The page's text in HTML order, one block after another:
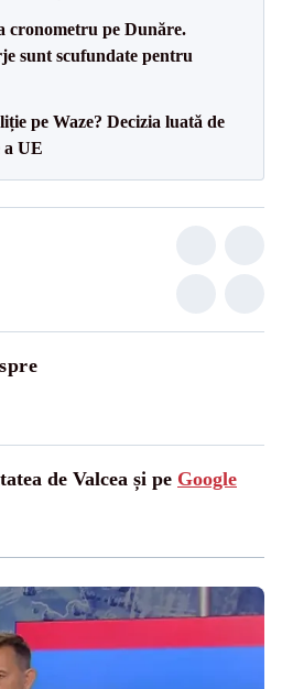
cronometru pe Dunăre.
sunt scufundate pentru
pe Waze? Decizia luată de
a UE
de Valcea și pe Google